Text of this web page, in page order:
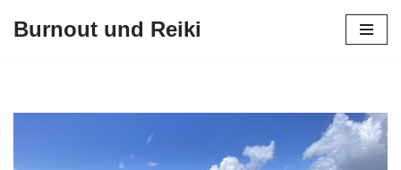
Burnout und Reiki